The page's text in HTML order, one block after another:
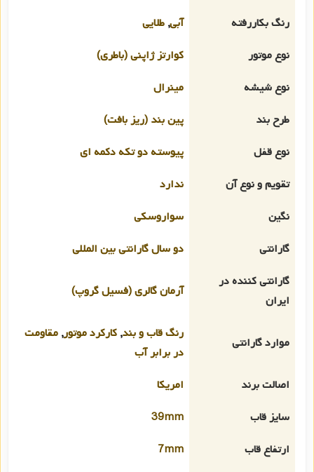
رنگ بکاررفته
آبی, طلایی
نوع موتور
کوارتز ژاپنی (باطری)
نوع شیشه
مینرال
طرح بند
پین بند (ریز بافت)
نوع قفل
پیوسته دو تکه دکمه ای
تقویم و نوع آن
ندارد
نگین
سواروسکی
گارانتی
دو سال گارانتی بین المللی
گارانتی کننده در
ایران
آرمان گالری (فسیل گروپ)
موارد گارانتی
رنگ قاب و بند, کارکرد موتور, مقاومت
در برابر آب
اصالت برند
امریکا
سایز قاب
39mm
ارتفاع قاب
7mm